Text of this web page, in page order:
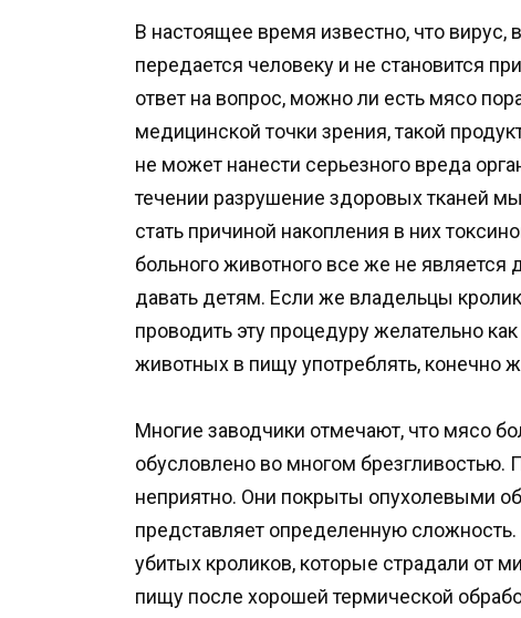
В настоящее время известно, что
передается человеку и не становится
ответ на вопрос, можно ли есть мясо
медицинской точки зрения, такой
не может нанести серьезного вреда
течении разрушение здоровых тканей
стать причиной накопления в них
больного животного все же не является
давать детям. Если же владельцы
проводить эту процедуру желательно
животных в пищу употреблять, конечно
Многие заводчики отмечают, что мясо
обусловлено во многом
неприятно. Они покрыты опухолевыми
представляет определенную
убитых кроликов, которые страдали от
пищу после хорошей термической